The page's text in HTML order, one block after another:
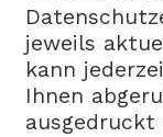
jeweils
kann
Ihnen
ausgedruckt